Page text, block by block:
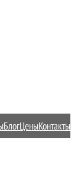
БлогЦеныКонтакты